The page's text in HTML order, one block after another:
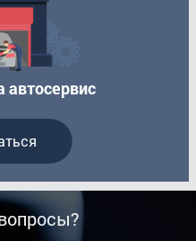
автосервис